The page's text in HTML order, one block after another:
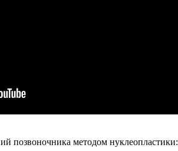
позвоночника методом нуклеопластики: